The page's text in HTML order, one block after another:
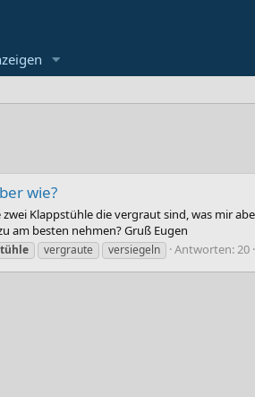
wie?
Klappstühle die vergraut sind, was mir
am besten nehmen? Gruß Eugen
vergraute versiegeln Antworten: 20